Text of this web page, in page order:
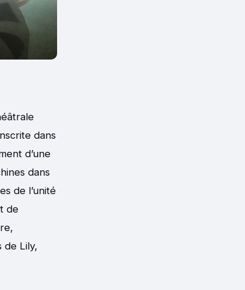
dans
d’une
dans
de l’unité
de
de Lily,